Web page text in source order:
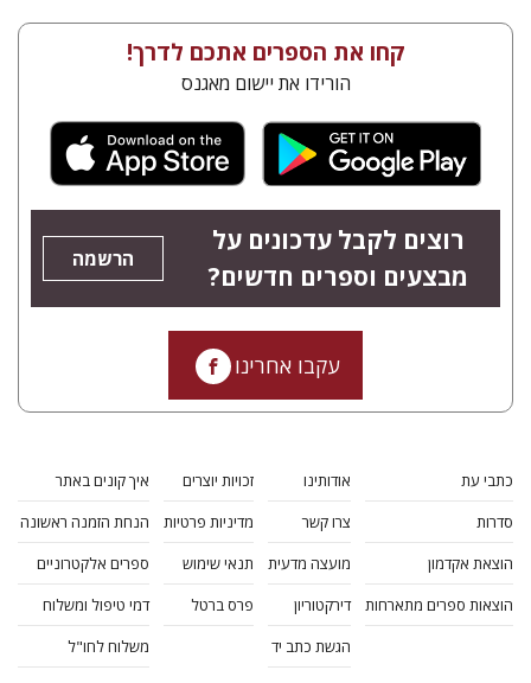
קחו את הספרים אתכם לדרך!
הורידו את יישום מאגנס
רוצים לקבל עדכונים על
מבצעים וספרים חדשים?
הרשמה
עקבו אחרינו
כתבי עת
סדרות
הוצאת אקדמון
הוצאות ספרים מתארחות
אודותינו
צרו קשר
מועצה מדעית
דירקטוריון
הגשת כתב יד
זכויות יוצרים
מדיניות פרטיות
תנאי שימוש
פרס ברטל
איך קונים באתר
הנחת הזמנה ראשונה
ספרים אלקטרוניים
דמי טיפול ומשלוח
משלוח לחו"ל